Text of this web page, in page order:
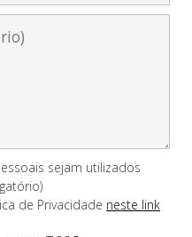
sejam utilizados
de Privacidade neste link